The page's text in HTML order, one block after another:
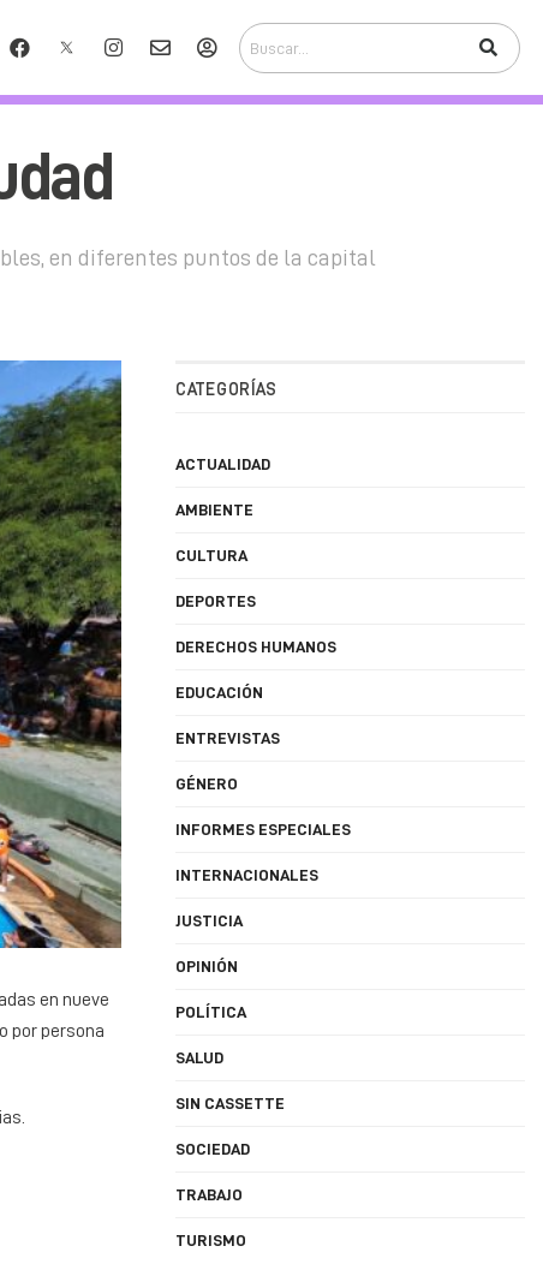
en diferentes puntos de la capital
en nueve
por persona
CATEGORÍAS
ACTUALIDAD
AMBIENTE
CULTURA
DEPORTES
DERECHOS HUMANOS
EDUCACIÓN
ENTREVISTAS
GÉNERO
INFORMES ESPECIALES
INTERNACIONALES
JUSTICIA
OPINIÓN
POLÍTICA
SALUD
SIN CASSETTE
SOCIEDAD
TRABAJO
TURISMO